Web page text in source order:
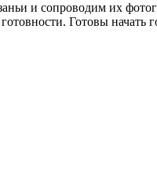
и сопроводим их
Готовы начать